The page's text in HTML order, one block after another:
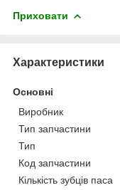
Приховати
Характеристики
Основні
Виробник
Тип запчастини
Тип
Код запчастини
Кількість зубців паса